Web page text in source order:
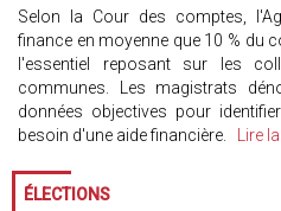
Selon la Cour des comptes,
finance en moyenne que 10 % du
l'essentiel reposant sur les
communes. Les magistrats
données objectives pour
besoin d'une aide financière.
Lire
ÉLECTIONS